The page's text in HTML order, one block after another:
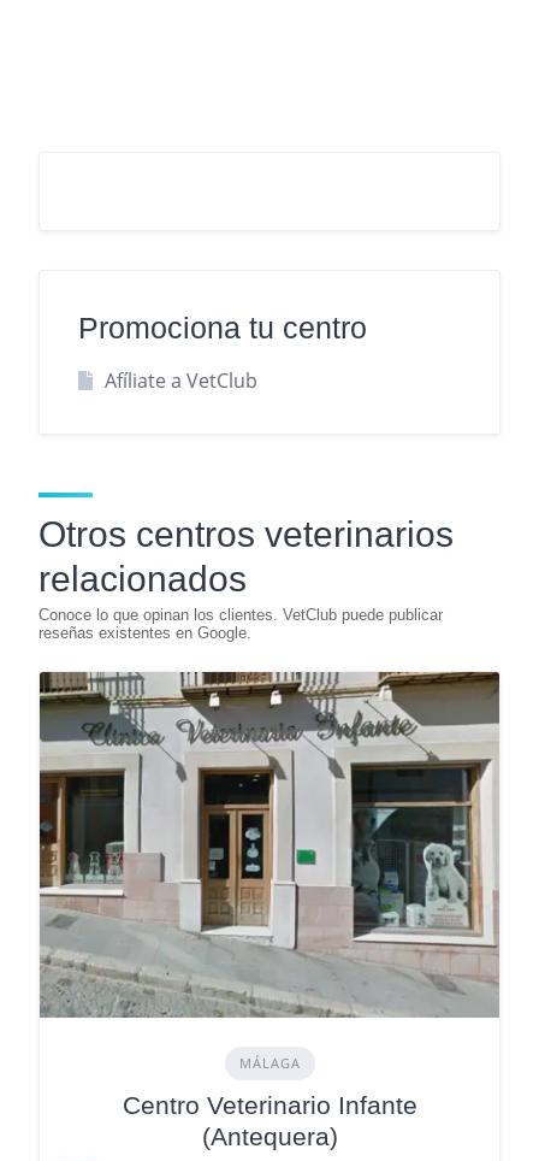
Promociona tu centro
Afíliate a VetClub
Otros centros veterinarios
relacionados
MÁLAGA
Centro Veterinario Infante
(Antequera)